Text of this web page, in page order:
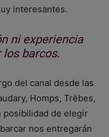
interesantes.
ni experiencia
barcos.
del canal desde las
Homps, Trèbes,
posibilidad de elegir
nos entregarán